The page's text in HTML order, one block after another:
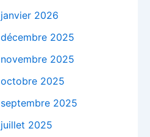
janvier 2026
décembre 2025
novembre 2025
octobre 2025
septembre 2025
juillet 2025